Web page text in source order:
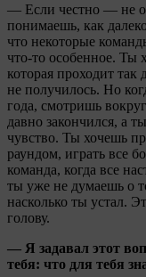
— Если честно — не
понимаешь, как
что некоторые
что-то особенное. Ты
которая проходит
не получилось. Но
года, смотришь
давно закончился, а
чувство. Ты хочешь
раундом, играть все
команда, когда все
ты уже не думаешь о
насколько ты устал.
голову.
— Я задавал этот
тебя: что для тебя